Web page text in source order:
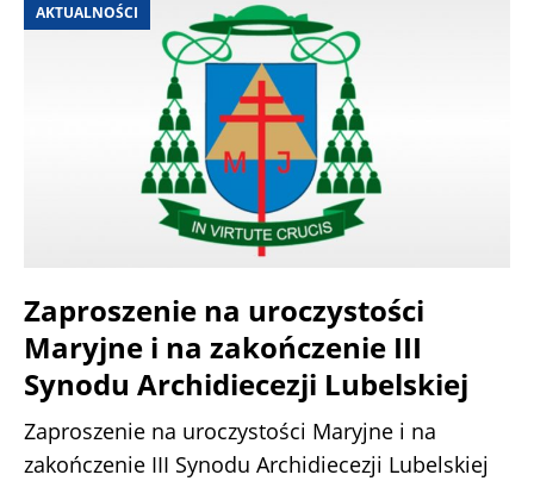
AKTUALNOŚCI
Zaproszenie na uroczystości
Maryjne i na zakończenie III
Synodu Archidiecezji Lubelskiej
Zaproszenie na uroczystości Maryjne i na
zakończenie III Synodu Archidiecezji Lubelskiej